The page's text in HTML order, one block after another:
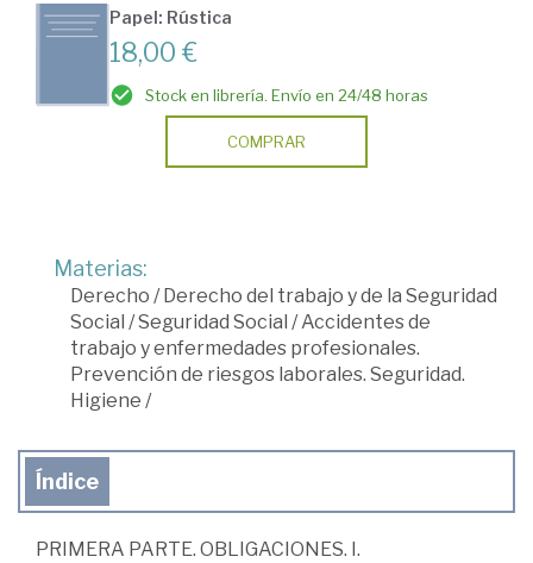
Papel: Rústica
18,00 €
Stock en librería. Envío en 24/48 horas
COMPRAR
Materias:
Derecho /Derecho del trabajo y de la Seguridad
Social /Seguridad Social /Accidentes de
trabajo y enfermedades profesionales.
Prevención de riesgos laborales. Seguridad.
Higiene /
Índice
PRIMERA PARTE. OBLIGACIONES. I.